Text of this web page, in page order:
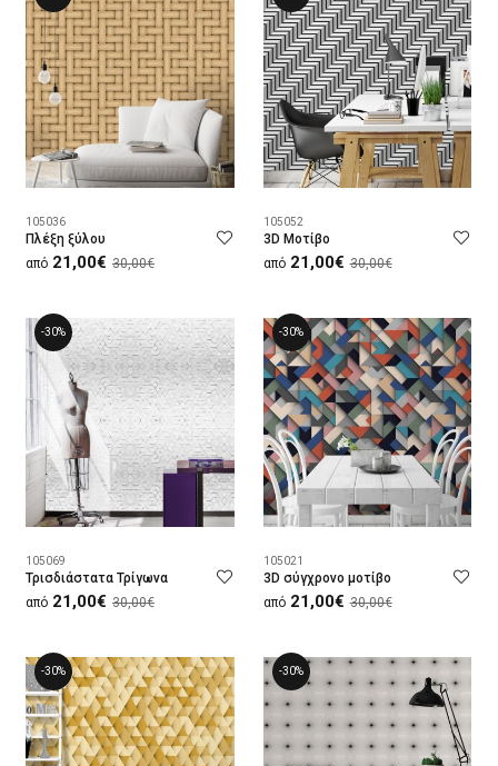
105036
Πλέξη ξύλου
από 21,00€ 30,00€
105052
3D Μοτίβο
από 21,00€ 30,00€
-30%
105069
Τρισδιάστατα Τρίγωνα
από 21,00€ 30,00€
-30%
105021
3D σύγχρονο μοτίβο
από 21,00€ 30,00€
-30% -30%